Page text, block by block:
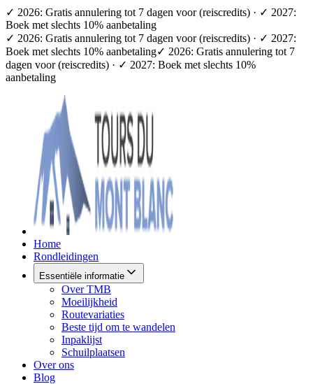
✓ 2026: Gratis annulering tot 7 dagen voor (reiscredits) · ✓ 2027:
Boek met slechts 10% aanbetaling
✓ 2026: Gratis annulering tot 7 dagen voor (reiscredits) · ✓ 2027:
Boek met slechts 10% aanbetaling✓ 2026: Gratis annulering tot 7
dagen voor (reiscredits) · ✓ 2027: Boek met slechts 10%
aanbetaling
Home
Rondleidingen
Essentiële informatie
Over TMB
Moeilijkheid
Routevariaties
Beste tijd om te wandelen
Inpaklijst
Schuilplaatsen
Over ons
Blog